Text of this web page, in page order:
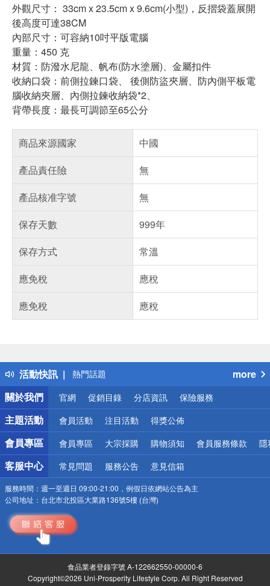
外觀尺寸： 33cm x 23.5cm x 9.6cm(小型)，反摺袋蓋展開
後高度可達38CM
內部尺寸：可容納10吋平版電腦
重量：450 克
材質：防潑水尼龍、帆布(防水塗層)、金屬扣件
收納口袋：前側拉鍊口袋、 後側防盜夾層、防內側平板電
腦收納夾層、內側拉鍊收納袋*2、
背帶長度：最長可調節至65公分
商品來源國家
中國
產品責任險
無
產品核准字號
無
保存天數
999年
保存方式
常溫
應免稅
應稅
應免稅
應稅
活動快訊
得獎公告
熱門話題
銀行優惠
偏遠地區配送
詐騙網頁！請小心！
more
關於我們
官網 促銷目錄 分店資訊 保險服務
主題活動 會員活動 注目活動 得獎公佈
會員專區 會員專區 大宗採購 購物須知 會員服務條款 隱
客服中心 常見問題 服務公告 意見信箱
服務時間： 週一至週日 09:00-21:00，例假日依網站公告為主
公司地址： 台北市北投區大業路136號5樓 (台灣)
食品業者登錄字號 A-122662550-00000-6
Copyright©2026 Uni-Prosperity Lifestyle Corp. All Right Reserved